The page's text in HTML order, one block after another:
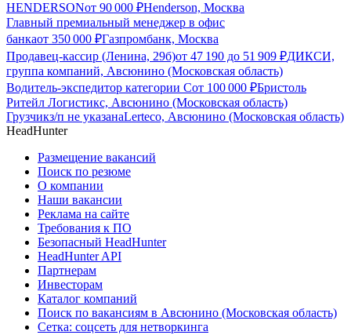
HENDERSONот 90 000 ₽Henderson, Москва
Главный премиальный менеджер в офис
банкаот 350 000 ₽Газпромбанк, Москва
Продавец-кассир (Ленина, 29б)от 47 190 до 51 909 ₽ДИКСИ,
группа компаний, Авсюнино (Московская область)
Водитель-экспедитор категории Сот 100 000 ₽Бристоль
Ритейл Логистикс, Авсюнино (Московская область)
Грузчикз/п не указанаLerteco, Авсюнино (Московская область)
HeadHunter
Размещение вакансий
Поиск по резюме
О компании
Наши вакансии
Реклама на сайте
Требования к ПО
Безопасный HeadHunter
HeadHunter API
Партнерам
Инвесторам
Каталог компаний
Поиск по вакансиям в Авсюнино (Московская область)
Сетка: соцсеть для нетворкинга